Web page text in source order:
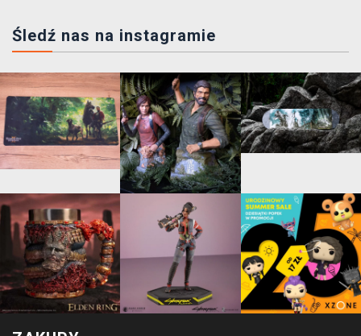
Śledź nas na instagramie